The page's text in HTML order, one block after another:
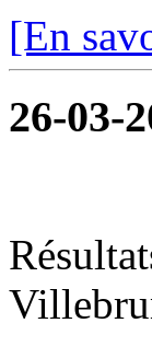
[En
26-03-